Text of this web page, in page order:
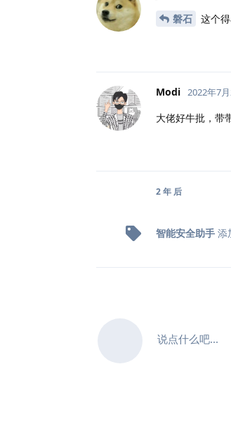
磐石 这个
Modi 2022年7
大佬好牛批，带
2 年 后
智能安全助手 添
说点什么吧...